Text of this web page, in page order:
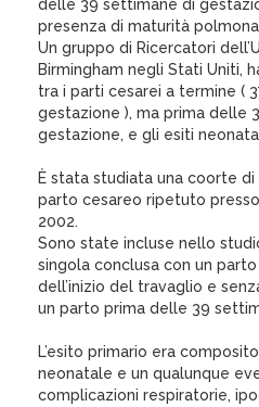
delle 39 settimane di
presenza di maturità
Un gruppo di Ricercatori
Birmingham negli Stati Uniti,
tra i parti cesarei a termine (
gestazione ), ma prima delle
gestazione, e gli esiti
È stata studiata una coorte
parto cesareo ripetuto
2002.
Sono state incluse nello
singola conclusa con un
dell’inizio del travaglio e
un parto prima delle 39
L’esito primario era
neonatale e un qualunque
complicazioni respiratorie,